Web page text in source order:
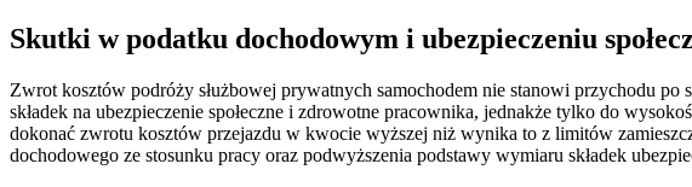
Skutki w podatku dochodowym i ubezpieczeniu
Zwrot kosztów podróży służbowej prywatnych samochodem nie stanowi przychodu
składek na ubezpieczenie społeczne i zdrowotne pracownika, jednakże tylko do
dokonać zwrotu kosztów przejazdu w kwocie wyższej niż wynika to z limitów
dochodowego ze stosunku pracy oraz podwyższenia podstawy wymiaru składek